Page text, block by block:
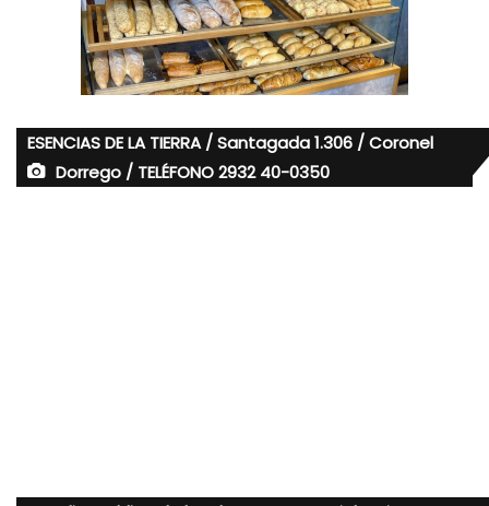
ESENCIAS DE LA TIERRA / Santagada 1.306 / Coronel
Dorrego / TELÉFONO 2932 40-0350